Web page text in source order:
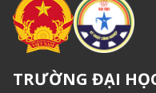
TRƯỜNG ĐẠI